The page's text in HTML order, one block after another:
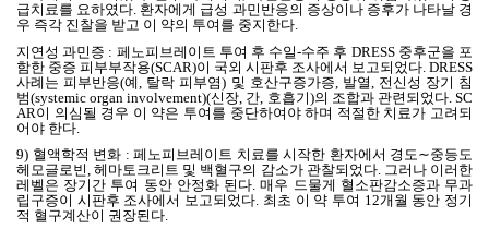
급치료를 요하였다. 환자에게 급성 과민반응의 증상이나 증후가 나타날 경
우 즉각 진찰을 받고 이 약의 투여를 중지한다.
지연성 과민증 : 페노피브레이트 투여 후 수일-수주 후 DRESS 중후군을 포
함한 중증 피부부작용(SCAR)이 국외 시판후 조사에서 보고되었다 . DRESS
사례는 피부반응(예 탈락 피부염) 및 호산구증가증 발열
전신성 장기 침
범(systemic organ involvement)(신장 간 호흡기)의 조합과 관련되었다. SC
AR이 의심될 경우 이 약은 투여를 중단하여야 하며 적절한 치료가 고려되
어야 한다
9) 혈액학적 변화 : 페노피브레이트 치료를 시작한 환자에서 경도∼중등도
헤모글로빈,헤마토크리트 및 백혈구의 감소가 관찰되었다. 그러나 이러한
레벨은 장기간 투여 동안 안정화 된다.매우 드물게 혈소판감소증과 무과
립구증이 시판후 조사에서 보고되었다. 최초 이 약 투여 12개월 동안 정기
적 혈구계산이 권장된다.